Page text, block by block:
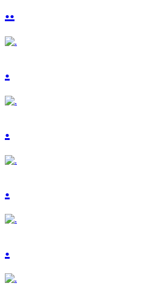
..
.
.
.
.